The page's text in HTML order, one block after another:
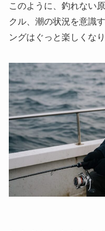
このように、釣れない
クル、潮の状況を意識
ングはぐっと楽しくなり